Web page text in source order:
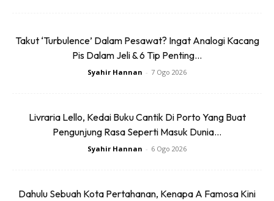
Takut ‘Turbulence’ Dalam Pesawat? Ingat Analogi Kacang
Pis Dalam Jeli & 6 Tip Penting...
Syahir Hannan - 7 Ogo 2026
Livraria Lello, Kedai Buku Cantik Di Porto Yang Buat
Pengunjung Rasa Seperti Masuk Dunia...
Syahir Hannan - 6 Ogo 2026
Dahulu Sebuah Kota Pertahanan, Kenapa A Famosa Kini